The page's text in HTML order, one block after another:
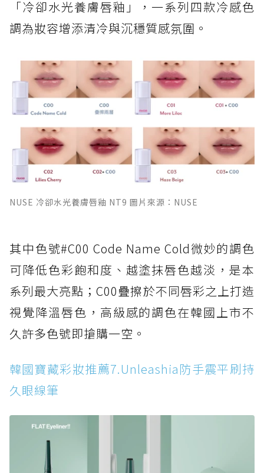
「冷卻水光養膚唇釉」，一系列四款冷感色
調為妝容增添清冷與沉穩質感氛圍。
NUSE 冷卻水光養膚唇釉 NT9 圖片來源：NUSE
其中色號#C00 Code Name Cold微妙的調色
可降低色彩飽和度、越塗抹唇色越淡，是本
系列最大亮點；C00疊擦於不同唇彩之上打造
視覺降溫唇色，高級感的調色在韓國上市不
久許多色號即搶購一空。
韓國寶藏彩妝推薦7.Unleashia防手震平刷持
久眼線筆